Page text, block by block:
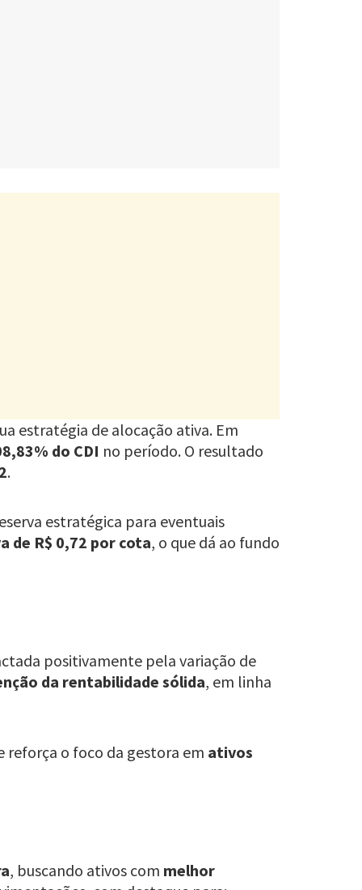
estratégia de alocação ativa. Em
do CDI no período. O resultado
.
estratégica para eventuais
de R$ 0,72 por cota, o que dá ao fundo
positivamente pela variação de
da rentabilidade sólida, em linha
reforça o foco da gestora em ativos
, buscando ativos com melhor